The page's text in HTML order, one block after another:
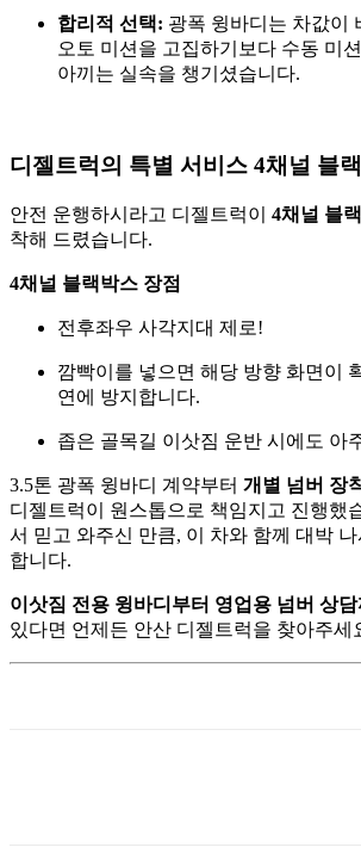
합리적 선택: 광폭 윙바디는 차값이
오토 미션을 고집하기보다 수동 미
아끼는 실속을 챙기셨습니다.
디젤트럭의 특별 서비스 4채널 블
안전 운행하시라고 디젤트럭이 4채널 블
착해 드렸습니다.
4채널 블랙박스 장점
전후좌우 사각지대 제로!
깜빡이를 넣으면 해당 방향 화면이
연에 방지합니다.
좁은 골목길 이삿짐 운반 시에도 아
3.5톤 광폭 윙바디 계약부터 개별 넘버 장
디젤트럭이 원스톱으로 책임지고 진행했
서 믿고 와주신 만큼, 이 차와 함께 대박
합니다.
이삿짐 전용 윙바디부터 영업용 넘버 상
있다면 언제든 안산 디젤트럭을 찾아주세